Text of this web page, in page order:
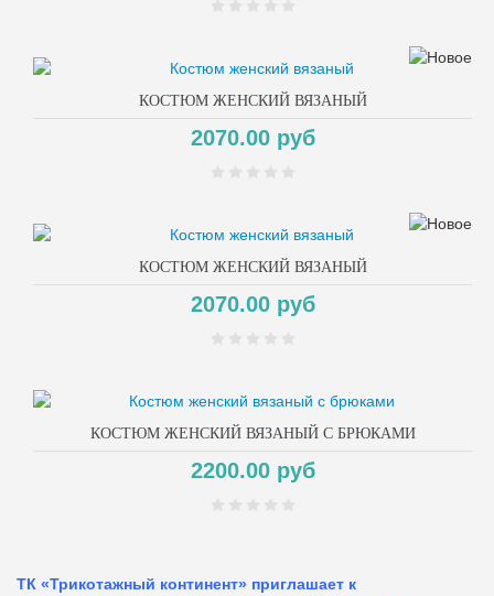
КОСТЮМ ЖЕНСКИЙ ВЯЗАНЫЙ
2070.00 руб
КОСТЮМ ЖЕНСКИЙ ВЯЗАНЫЙ
2070.00 руб
КОСТЮМ ЖЕНСКИЙ ВЯЗАНЫЙ С БРЮКАМИ
2200.00 руб
ТК «Трикотажный континент» приглашает к